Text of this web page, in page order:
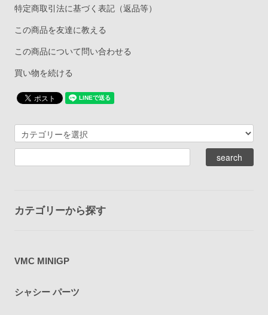
特定商取引法に基づく表記（返品等）
この商品を友達に教える
この商品について問い合わせる
買い物を続ける
カテゴリーから探す
VMC MINIGP
シャシー パーツ